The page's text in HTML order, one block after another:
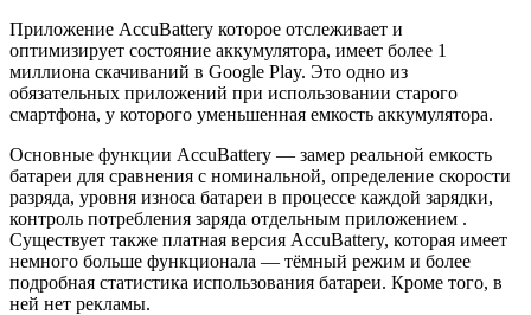
Приложение AccuBattery которое отслеживает и
оптимизирует состояние аккумулятора, имеет более 1
миллиона скачиваний в Google Play. Это одно из
обязательных приложений при использовании старого
смартфона, у которого уменьшенная емкость аккумулятора.
Основные функции AccuBattery — замер реальной емкость
батареи для сравнения с номинальной, определение скорости
разряда, уровня износа батареи в процессе каждой зарядки,
контроль потребления заряда отдельным приложением .
Существует также платная версия AccuBattery, которая имеет
немного больше функционала — тёмный режим и более
подробная статистика использования батареи. Кроме того, в
ней нет рекламы.